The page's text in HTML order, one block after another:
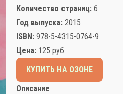
Количество страниц: 6
Год выпуска: 2015
ISBN: 978-5-4315-0764-9
Цена: 125 руб.
КУПИТЬ НА ОЗОНЕ
Описание